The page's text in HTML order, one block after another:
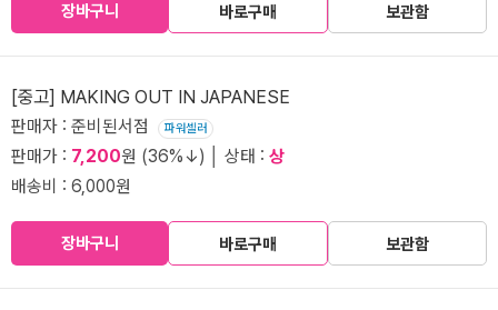
장바구니 바로구매 보관함
[중고] MAKING OUT IN JAPANESE
판매자 : 준비된서점 파워셀러
판매가 : 7,200원 (36%↓) │ 상태 : 상
배송비 : 6,000원
장바구니 바로구매 보관함